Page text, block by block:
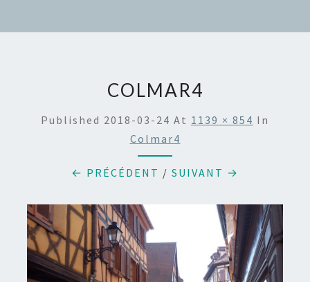
COLMAR4
Published 2018-03-24 At 1139 × 854 In
Colmar4
← PRÉCÉDENT / SUIVANT →